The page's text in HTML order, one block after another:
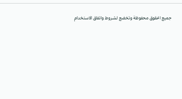
جميع الحقوق محفوظة وتخضع لشروط واتفاق الاستخدام